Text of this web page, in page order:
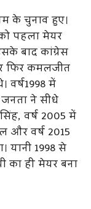
के चुनाव हुए।
पहला मेयर
बाद कांग्रेस
फिर कमलजीत
वर्ष1998 में
जनता ने सीधे
वर्ष 2005 में
और वर्ष 2015
यानी 1998 से
का ही मेयर बना